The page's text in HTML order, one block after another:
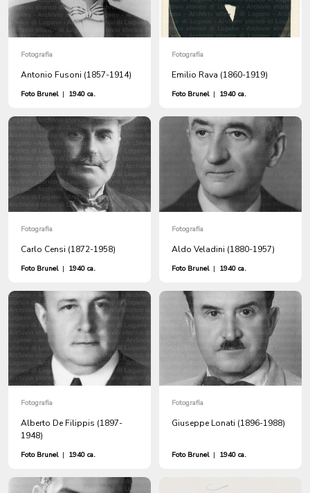
Fotografia
Antonio Fusoni (1857-1914)
Foto Brunel | 1940 ca.
Fotografia
Emilio Rava (1860-1919)
Foto Brunel | 1940 ca.
Fotografia
Carlo Censi (1872-1958)
Foto Brunel | 1940 ca.
Fotografia
Aldo Veladini (1880-1957)
Foto Brunel | 1940 ca.
Fotografia
Alberto De Filippis (1897-
1948)
Foto Brunel | 1940 ca.
Fotografia
Giuseppe Lonati (1896-1988)
Foto Brunel | 1940 ca.